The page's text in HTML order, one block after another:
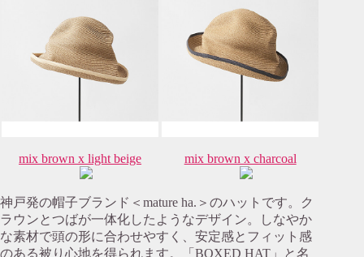
mix brown x light beige mix brown x charcoal
神戸発の帽子ブランド＜mature ha.＞のハットです。ク
ラウンとつばが一体化したようなデザイン。しなやか
な素材で頭の形に合わせやすく、安定感とフィット感
のある被り心地を得られます。「BOXED HAT」と名